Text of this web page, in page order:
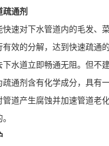
疏通剂
速对下水管道内的毛发、菜
效的分解，达到快速疏通
水道立即畅通无阻。但不
通剂含有化学成分，具有
道产生腐蚀并加速管道老